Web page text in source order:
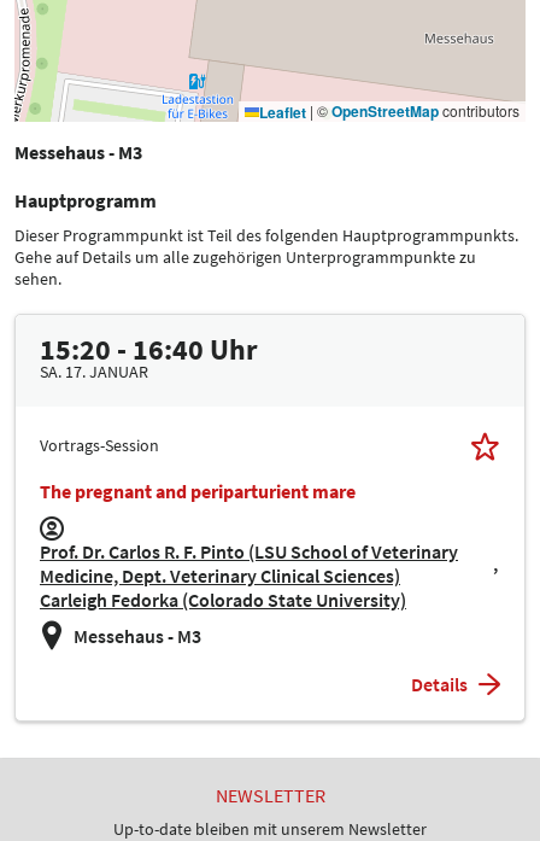
Leaflet | ©OpenStreetMapcontributors
Messehaus - M3
Hauptprogramm
Dieser Programmpunkt ist Teil des folgenden Hauptprogrammpunkts.
Gehe auf Details um alle zugehörigen Unterprogrammpunkte zu
sehen.
15:20 - 16:40 Uhr
SA. 17. JANUAR
Vortrags-Session
The pregnant and periparturient mare
Prof. Dr. Carlos R. F. Pinto (LSU School of Veterinary
Medicine, Dept. Veterinary Clinical Sciences)
Carleigh Fedorka (Colorado State University)
Messehaus - M3
Details
NEWSLETTER
Up-to-date bleiben mit unserem Newsletter